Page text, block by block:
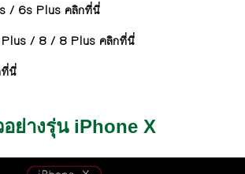
/ 6s Plus คลิกที่นี่
/ 8 / 8 Plus คลิกที่นี่
นี่
ย่างรุ่น iPhone X